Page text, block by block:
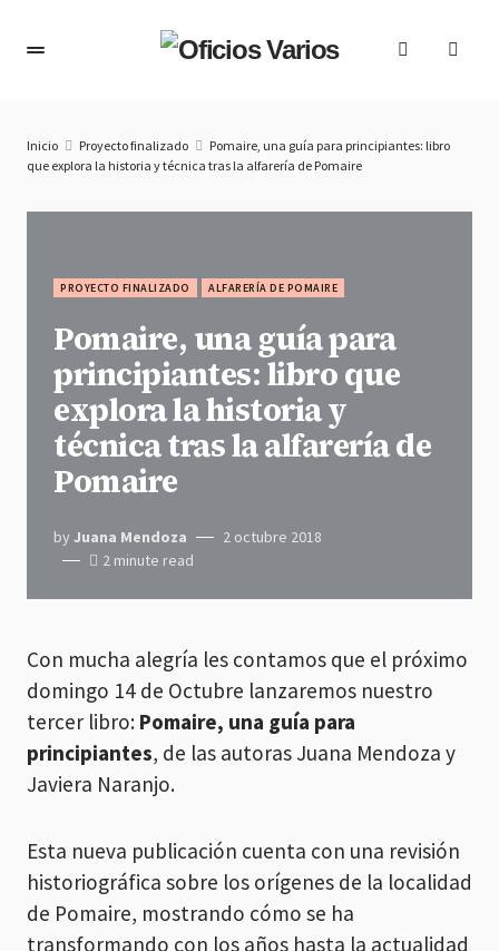
Inicio Proyecto finalizado
Pomaire, una guía para principiantes: libro
que explora la historia y técnica tras la alfarería de Pomaire
PROYECTO FINALIZADO ALFARERÍA DE POMAIRE
Pomaire, una guía para
principiantes: libro que
explora la historia y
técnica tras la alfarería de
Pomaire
by Juana Mendoza
2 octubre 2018
2 minute read
Con mucha alegría les contamos que el próximo
domingo 14 de Octubre lanzaremos nuestro
tercer libro: Pomaire, una guía para
principiantes, de las autoras Juana Mendoza y
Javiera Naranjo.
Esta nueva publicación cuenta con una revisión
historiográfica sobre los orígenes de la localidad
de Pomaire, mostrando cómo se ha
transformando con los años hasta la actualidad